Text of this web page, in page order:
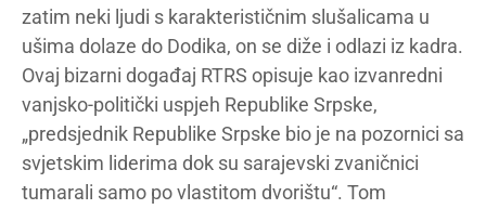
zatim neki ljudi s karakterističnim slušalicama u
ušima dolaze do Dodika, on se diže i odlazi iz kadra.
Ovaj bizarni događaj RTRS opisuje kao izvanredni
vanjsko-politički uspjeh Republike Srpske,
„predsjednik Republike Srpske bio je na pozornici sa
svjetskim liderima dok su sarajevski zvaničnici
tumarali samo po vlastitom dvorištu“. Tom